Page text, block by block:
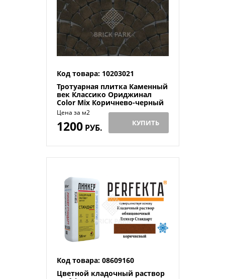
Код товара: 10203021
Тротуарная плитка Каменный
век Классико Ориджинал
Color Mix Коричнево-черный
110(57)×86×60
Цена за м2
1200РУБ. КУПИТЬ
Код товара: 08609160
Цветной кладочный раствор